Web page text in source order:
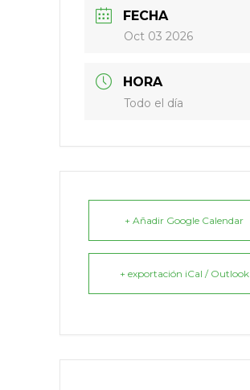
FECHA
Oct 03 2026
HORA
Todo el día
+ Añadir Google Calendar
+ exportación iCal / Outlook